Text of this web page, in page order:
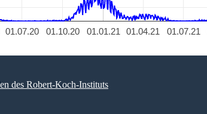
01.01.21
01.07.20 01.10.20 01.04.21 01.07.21
des Robert-Koch-Instituts